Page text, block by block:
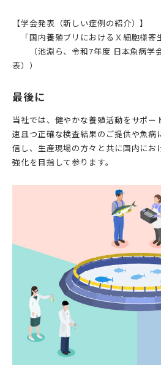
【学会発表（新しい症例の紹介）】
「国内養殖ブリにおけるＸ細胞様寄
（池淵ら、令和7年度 日本魚病学
表））
最後に
当社では、健やかな養殖活動をサポー
速且つ正確な検査結果のご提供や魚病
信し、生産現場の方々と共に国内にお
強化を目指して参ります。